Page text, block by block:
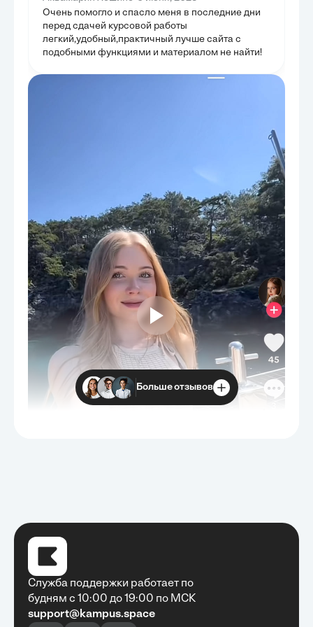
Очень помогло и спасло меня в последние дни
перед сдачей курсовой работы
легкий,удобный,практичный лучше сайта с
подобными функциями и материалом не найти!
Очень быстро, недорого, качественно,
Больше отзывов
Служба поддержки работает по
будням с 10:00 до 19:00 по МСК
support@kampus.space